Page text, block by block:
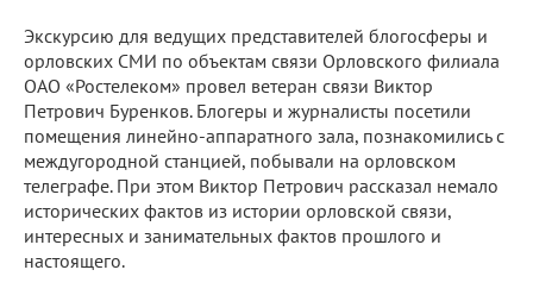
Экскурсию для ведущих представителей блогосферы и
орловских СМИ по объектам связи Орловского филиала
ОАО «Ростелеком» провел ветеран связи Виктор
Петрович Буренков. Блогеры и журналисты посетили
помещения линейно-аппаратного зала, познакомились с
междугородной станцией, побывали на орловском
телеграфе. При этом Виктор Петрович рассказал немало
исторических фактов из истории орловской связи,
интересных и занимательных фактов прошлого и
настоящего.